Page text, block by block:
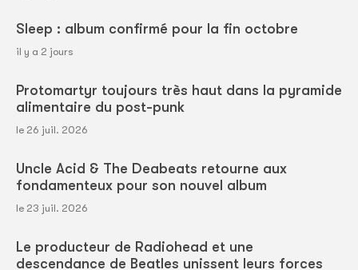
Sleep : album confirmé pour la fin octobre
il y a 2 jours
Protomartyr toujours très haut dans la pyramide
alimentaire du post-punk
le 26 juil. 2026
Uncle Acid & The Deabeats retourne aux
fondamenteux pour son nouvel album
le 23 juil. 2026
Le producteur de Radiohead et une
descendance de Beatles unissent leurs forces